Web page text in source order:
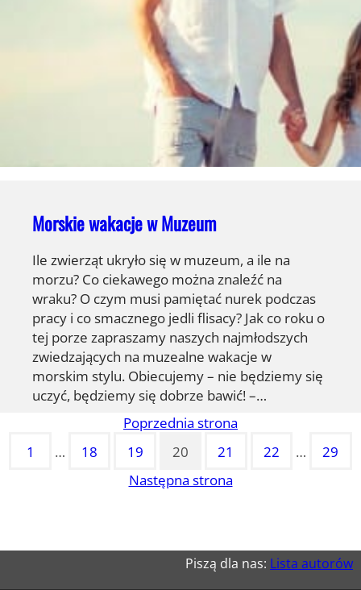
Morskie wakacje w Muzeum
Ile zwierząt ukryło się w muzeum, a ile na
morzu? Co ciekawego można znaleźć na
wraku? O czym musi pamiętać nurek podczas
pracy i co smacznego jedli flisacy? Jak co roku o
tej porze zapraszamy naszych najmłodszych
zwiedzających na muzealne wakacje w
morskim stylu. Obiecujemy – nie będziemy się
uczyć, będziemy się dobrze bawić! –…
Poprzednia strona
1
… 18 19 20 21 22 …
29
Następna strona
Piszą dla nas: Lista autorów